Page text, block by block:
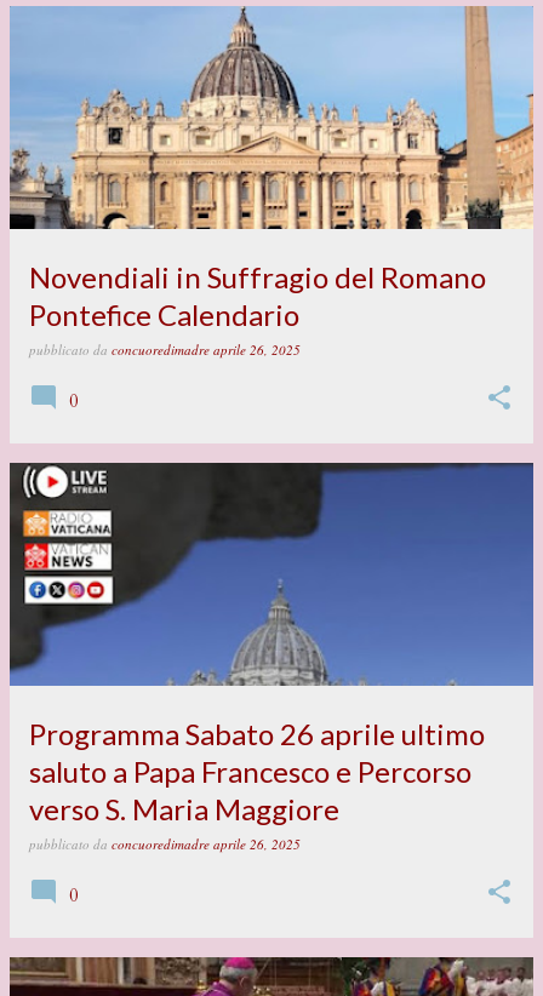
Novendiali in Suffragio del Romano
Pontefice Calendario
pubblicato da concuoredimadre aprile 26, 2025
0
Programma Sabato 26 aprile ultimo
saluto a Papa Francesco e Percorso
verso S. Maria Maggiore
pubblicato da concuoredimadre aprile 26, 2025
0